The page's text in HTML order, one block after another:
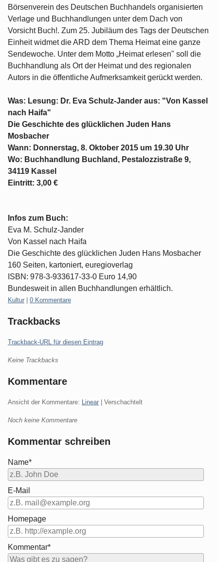
Börsenverein des Deutschen Buchhandels organisierten
Verlage und Buchhandlungen unter dem Dach von
Vorsicht Buch!. Zum 25. Jubiläum des Tags der Deutschen
Einheit widmet die ARD dem Thema Heimat eine ganze
Sendewoche. Unter dem Motto „Heimat erlesen" soll die
Buchhandlung als Ort der Heimat und des regionalen
Autors in die öffentliche Aufmerksamkeit gerückt werden.
Was: Lesung: Dr. Eva Schulz-Jander aus: "Von Kassel
nach Haifa"
Die Geschichte des glücklichen Juden Hans
Mosbacher
Wann: Donnerstag, 8. Oktober 2015 um 19.30 Uhr
Wo: Buchhandlung Buchland, Pestalozzistraße 9,
34119 Kassel
Eintritt: 3,00 €
Infos zum Buch:
Eva M. Schulz-Jander
Von Kassel nach Haifa
Die Geschichte des glücklichen Juden Hans Mosbacher
160 Seiten, kartoniert, euregioverlag
ISBN: 978-3-933617-33-0 Euro 14,90
Bundesweit in allen Buchhandlungen erhältlich.
Kategorien:
Kultur 0 Kommentare
Trackbacks
Trackback-URL für diesen Eintrag
Keine Trackbacks
Kommentare
Ansicht der Kommentare: Linear | Verschachtelt
Noch keine Kommentare
Kommentar schreiben
Name*
E-Mail
Homepage
Kommentar*